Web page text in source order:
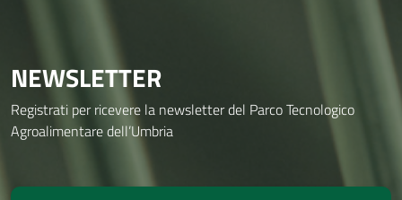
NEWSLETTER
Registrati per ricevere la newsletter del Parco Tecnologico
Agroalimentare dell’Umbria